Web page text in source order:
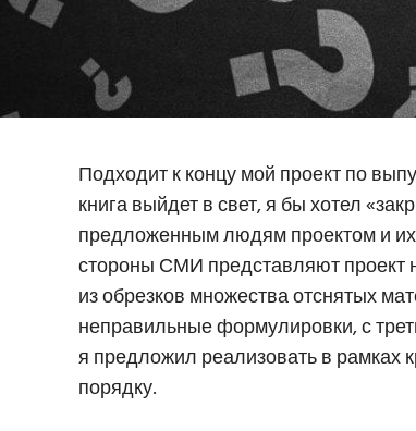
Подходит к концу мой проект по
книга выйдет в свет, я бы хотел
предложенным людям проектом и
стороны СМИ представляют проект
из обрезков множества отснятых
неправильные формулировки, с
я предложил реализовать в рамках
порядку.